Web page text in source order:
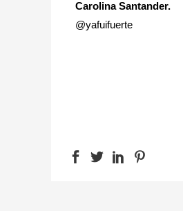
Carolina Santander.
@yafuifuerte